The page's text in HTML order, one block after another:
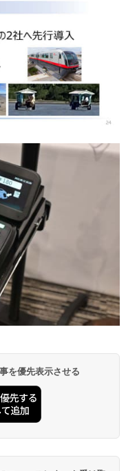
を優先表示させる